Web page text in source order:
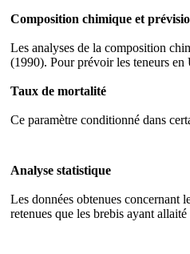
Composition chimique et
Les analyses de la composition
(1990). Pour prévoir les teneurs
Taux de mortalité
Ce paramètre conditionné dans
Analyse statistique
Les données obtenues concernant
retenues que les brebis ayant